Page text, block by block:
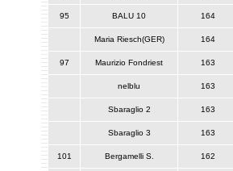
95 BALU 10 164
Maria Riesch(GER) 164
97 Maurizio Fondriest 163
nelblu 163
Sbaraglio 2 163
Sbaraglio 3 163
101 Bergamelli S. 162